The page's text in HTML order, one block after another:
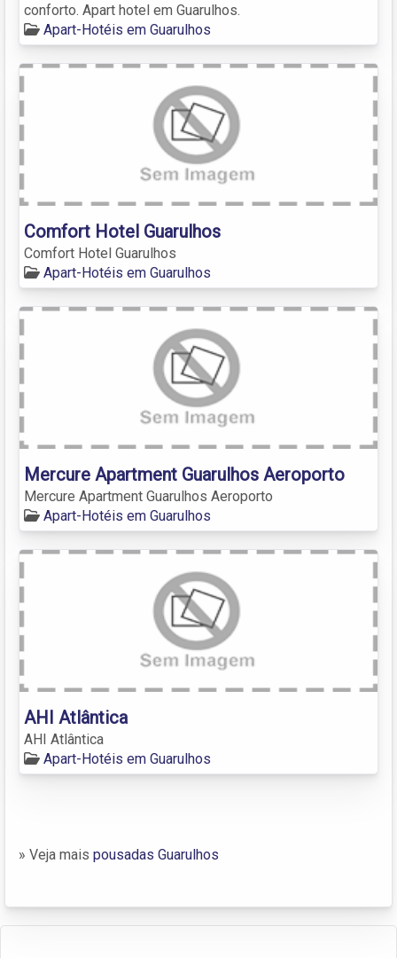
conforto. Apart hotel em Guarulhos.
Apart-Hotéis em Guarulhos
Comfort Hotel Guarulhos
Comfort Hotel Guarulhos
Apart-Hotéis em Guarulhos
Mercure Apartment Guarulhos Aeroporto
Mercure Apartment Guarulhos Aeroporto
Apart-Hotéis em Guarulhos
AHI Atlântica
AHI Atlântica
Apart-Hotéis em Guarulhos
» Veja mais pousadas Guarulhos